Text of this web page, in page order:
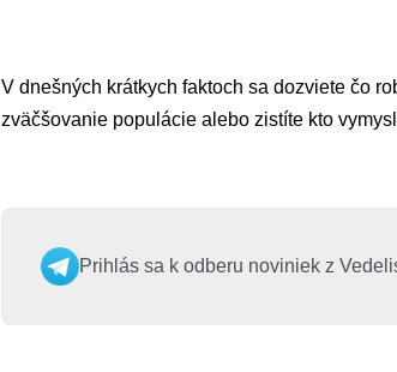
V dnešných krátkych faktoch sa dozviete čo
zväčšovanie populácie alebo zistíte kto
Prihlás sa k odberu noviniek z